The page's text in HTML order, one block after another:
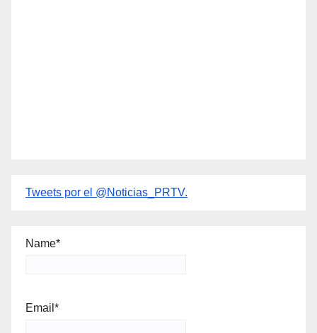
Tweets por el @Noticias_PRTV.
Name*
Email*